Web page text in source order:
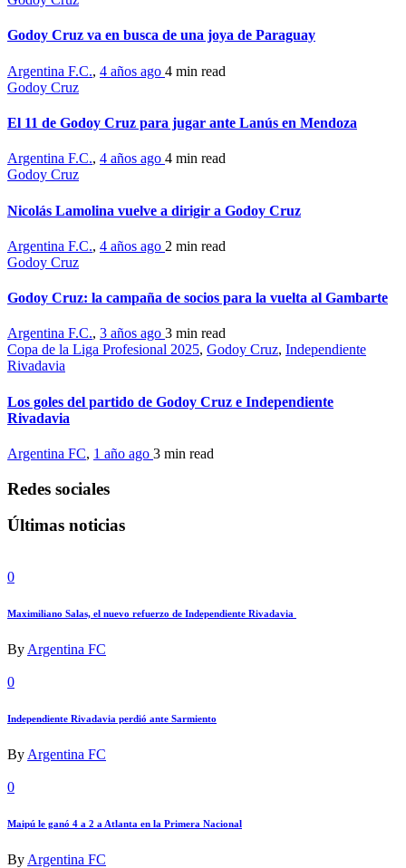
Godoy Cruz va en busca de una joya de Paraguay
Argentina F.C., 4 años ago 4 min read
Godoy Cruz
El 11 de Godoy Cruz para jugar ante Lanús en Mendoza
Argentina F.C., 4 años ago 4 min read
Godoy Cruz
Nicolás Lamolina vuelve a dirigir a Godoy Cruz
Argentina F.C., 4 años ago 2 min read
Godoy Cruz
Godoy Cruz: la campaña de socios para la vuelta al Gambarte
Argentina F.C., 3 años ago 3 min read
Copa de la Liga Profesional 2025, Godoy Cruz, Independiente
Rivadavia
Los goles del partido de Godoy Cruz e Independiente
Rivadavia
Argentina FC, 1 año ago 3 min read
Redes sociales
Últimas noticias
0
Maximiliano Salas, el nuevo refuerzo de Independiente Rivadavia
By Argentina FC
0
Independiente Rivadavia perdió ante Sarmiento
By Argentina FC
0
Maipú le ganó 4 a 2 a Atlanta en la Primera Nacional
By Argentina FC